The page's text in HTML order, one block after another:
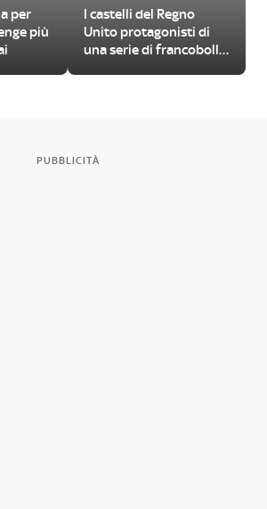
per
più
I castelli del Regno
Unito protagonisti di
una serie di francobolli
PUBBLICITÀ